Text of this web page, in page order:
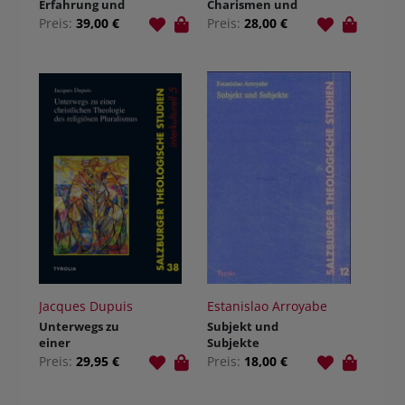
Erfahrung und
Offenbarung
Preis: 39,00 €
Charismen und
Heilung
Preis: 28,00 €
Jacques Dupuis
Unterwegs zu
einer
christlichen
Preis: 29,95 €
Estanislao Arroyabe
Subjekt und
Subjekte
Preis: 18,00 €